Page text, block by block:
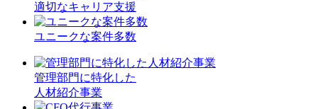
適切なキャリア支援
ユニークな案件多数
管理部門に特化した
人材紹介事業